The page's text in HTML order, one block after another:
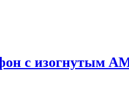
с изогнутым